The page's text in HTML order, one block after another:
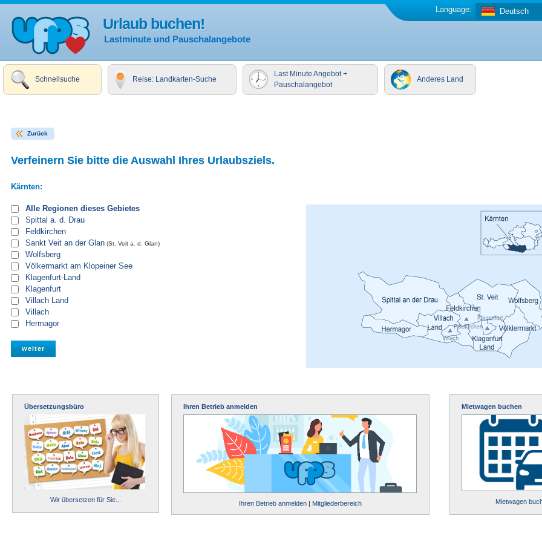
Urlaub buchen!
Lastminute und Pauschalangebote
Deutsch
Language:
Schnellsuche Reise: Landkarten-Suche
Last Minute Angebot +
Pauschalangebot
Anderes Land
Zurück
Verfeinern Sie bitte die Auswahl Ihres Urlaubsziels.
Kärnten:
Alle Regionen dieses Gebietes
Spittal a. d. Drau
Feldkirchen
Sankt Veit an der Glan(St. Veit a. d. Glan)
Wolfsberg
Völkermarkt am Klopeiner See
Klagenfurt-Land
Klagenfurt
Villach Land
Villach
Hermagor
Übersetzungsbüro
Wir übersetzen für Sie...
Ihren Betrieb anmelden
Ihren Betrieb anmelden| Mitgliederbereich
Mietwagen buchen
Mietwagen